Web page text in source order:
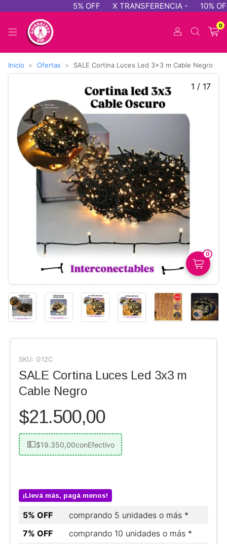
5% OFF X TRANSFERENCIA - 10%
0
Inicio > Ofertas > SALE Cortina Luces Led 3x3 m Cable Negro
1 / 17
0
SKU: G12C
SALE Cortina Luces Led 3x3 m
Cable Negro
$21.500,00
$19.350,00conEfectivo
¡Llevá más, pagá menos!
5% OFF
comprando 5 unidades o más *
7% OFF
comprando 10 unidades o más *